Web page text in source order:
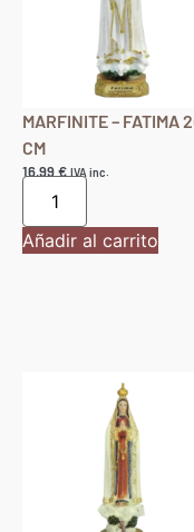
MARFINITE – FATIMA 20
CM
16,99€ IVA inc.